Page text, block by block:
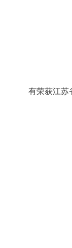
有荣获江苏